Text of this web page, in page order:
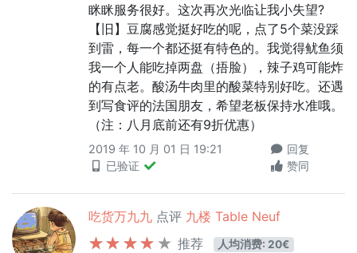
眯眯服务很好。这次再次光临让我小失望?
【旧】豆腐感觉挺好吃的呢，点了5个菜没踩
到雷，每一个都还挺有特色的。我觉得鱿鱼须
我一个人能吃掉两盘（捂脸），辣子鸡可能炸
的有点老。酸汤牛肉里的酸菜特别好吃。还遇
到写食评的法国朋友，希望老板保持水准哦。
（注：八月底前还有9折优惠）
2019 年 10 月 01 日 19:21
已验证
回复
赞同
吃货万九九 点评 九楼 Table Neuf
推荐
人均消费: 20€